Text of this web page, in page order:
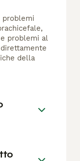
problemi
problemi al
della